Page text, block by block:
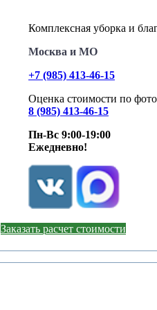
Комплексная уборка и
Москва и МО
+7 (985) 413-46-15
Оценка стоимости по
8 (985) 413-46-15
Пн-Вс 9:00-19:00
Ежедневно!
Заказать расчет стоимости